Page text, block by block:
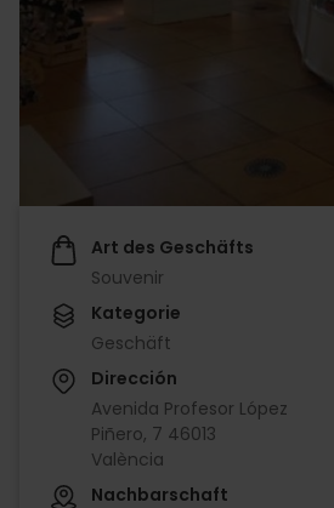
Art des Geschäfts
Souvenir
Kategorie
Geschäft
Dirección
Avenida Profesor López
Piñero, 7 46013
València
Nachbarschaft